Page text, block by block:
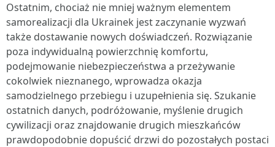
Ostatnim, chociaż nie mniej ważnym elementem
samorealizacji dla Ukrainek jest zaczynanie wyzwań
także dostawanie nowych doświadczeń. Rozwiązanie
poza indywidualną powierzchnię komfortu,
podejmowanie niebezpieczeństwa a przeżywanie
cokolwiek nieznanego, wprowadza okazja
samodzielnego przebiegu i uzupełnienia się. Szukanie
ostatnich danych, podróżowanie, myślenie drugich
cywilizacji oraz znajdowanie drugich mieszkańców
prawdopodobnie dopuścić drzwi do pozostałych postaci